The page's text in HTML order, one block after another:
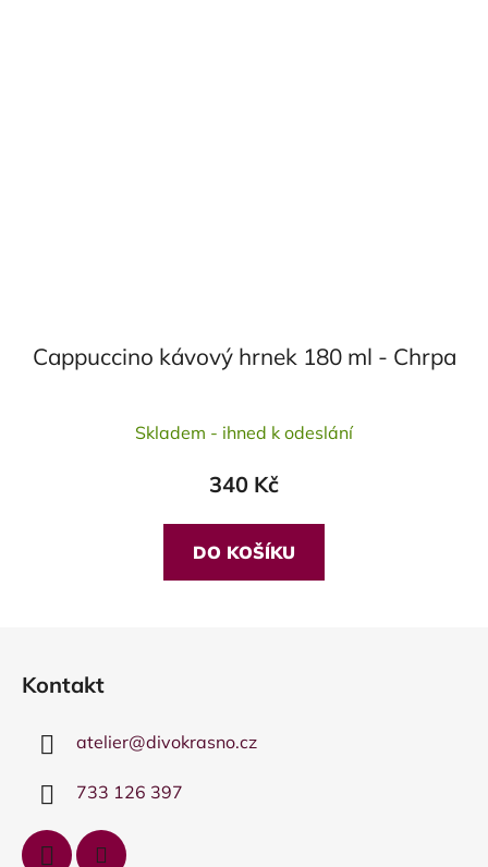
Cappuccino kávový hrnek 180 ml - Chrpa
hodnocení
je
5,0
z
5
Skladem - ihned k odeslání
340 Kč
DO KOŠÍKU
Kontakt
atelier@divokrasno.cz
733 126 397